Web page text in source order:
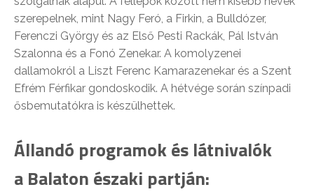
szerepelnek, mint Nagy Feró, a Firkin, a Bulldózer,
Ferenczi György és az Első Pesti Rackák, Pál István
Szalonna és a Fonó Zenekar. A komolyzenei
dallamokról a Liszt Ferenc Kamarazenekar és a Szent
Efrém Férfikar gondoskodik. A hétvége során színpadi
ősbemutatókra is készülhettek.
Állandó programok és látnivalók
a Balaton északi partján: